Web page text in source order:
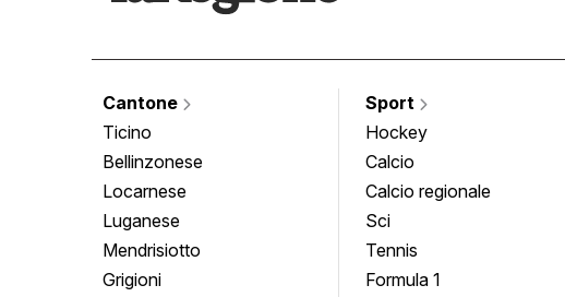
Cantone
Ticino
Bellinzonese
Locarnese
Luganese
Mendrisiotto
Grigioni
Sport
Hockey
Calcio
Calcio regionale
Sci
Tennis
Formula 1